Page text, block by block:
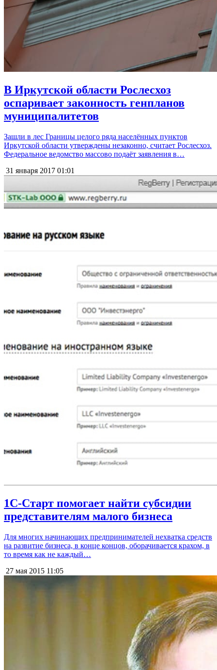
В Иркутской области Рослесхоз
оспаривает законность генпланов
муниципалитетов
Зашли в лес Границы целого ряда населённых пунктов
Иркутской области утверждены незаконно, считает Рослесхоз.
Федеральное ведомство массово подаёт заявления в…
31 января 2017 01:01
1С-Старт помогает найти субсидии
представителям малого бизнеса
Для многих начинающих предпринимателей нехватка средств
на развитие бизнеса, в конце концов, оборачивается крахом, в
то время как не каждый…
27 мая 2015 11:05